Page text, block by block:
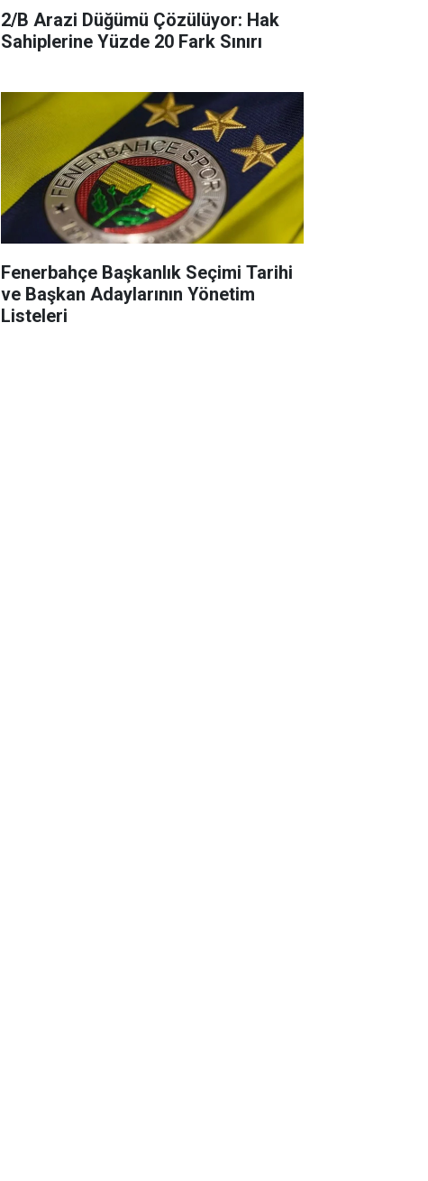
2/B Arazi Düğümü Çözülüyor: Hak
Sahiplerine Yüzde 20 Fark Sınırı
Fenerbahçe Başkanlık Seçimi Tarihi
ve Başkan Adaylarının Yönetim
Listeleri